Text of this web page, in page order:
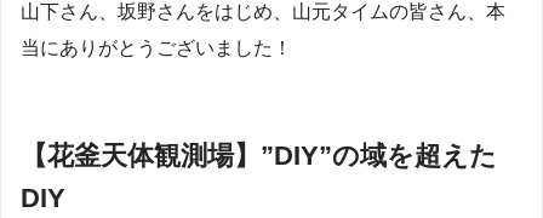
山下さん、坂野さんをはじめ、山元タイムの皆さん、本
当にありがとうございました！
【花釜天体観測場】”DIY”の域を超えた
DIY